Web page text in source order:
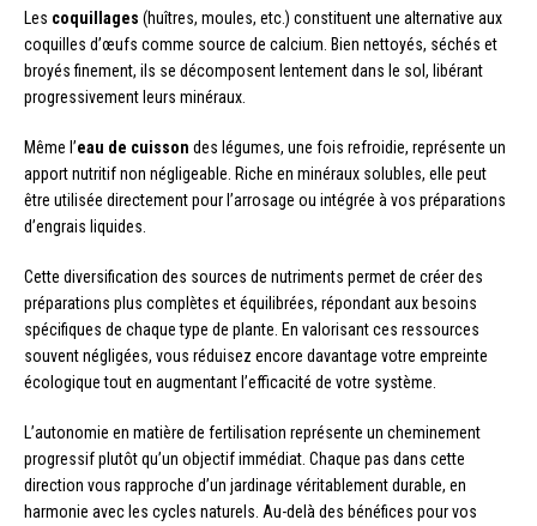
Les coquillages (huîtres, moules, etc.) constituent une alternative aux
coquilles d’œufs comme source de calcium. Bien nettoyés, séchés et
broyés finement, ils se décomposent lentement dans le sol, libérant
progressivement leurs minéraux.
Même l’eau de cuisson des légumes, une fois refroidie, représente un
apport nutritif non négligeable. Riche en minéraux solubles, elle peut
être utilisée directement pour l’arrosage ou intégrée à vos préparations
d’engrais liquides.
Cette diversification des sources de nutriments permet de créer des
préparations plus complètes et équilibrées, répondant aux besoins
spécifiques de chaque type de plante. En valorisant ces ressources
souvent négligées, vous réduisez encore davantage votre empreinte
écologique tout en augmentant l’efficacité de votre système.
L’autonomie en matière de fertilisation représente un cheminement
progressif plutôt qu’un objectif immédiat. Chaque pas dans cette
direction vous rapproche d’un jardinage véritablement durable, en
harmonie avec les cycles naturels. Au-delà des bénéfices pour vos